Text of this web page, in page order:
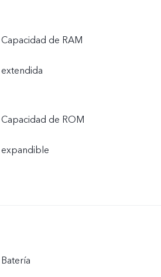
Capacidad de RAM
extendida
Capacidad de ROM
expandible
Batería